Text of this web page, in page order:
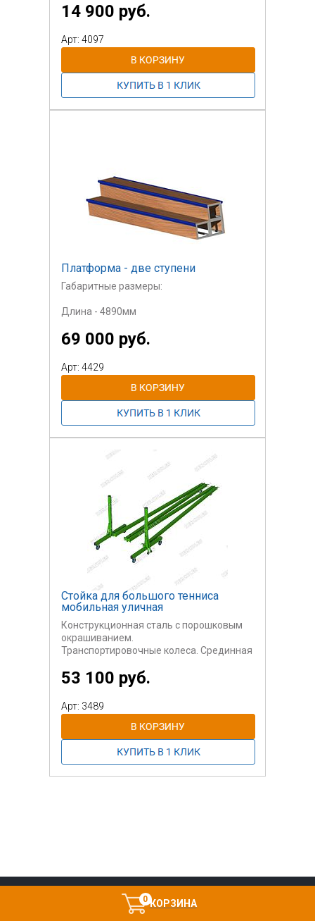
0КОРЗИНА
по перекладине.
14 900 руб.
Арт: 4097
Платформа - две ступени
Габаритные размеры:
Длина - 4890мм
69 000 руб.
Арт: 4429
Стойка для большого тенниса
мобильная уличная
Конструкционная сталь с порошковым
окрашиванием.
Транспортировочные колеса. Срединная
- разборная.
53 100 руб.
Арт: 3489